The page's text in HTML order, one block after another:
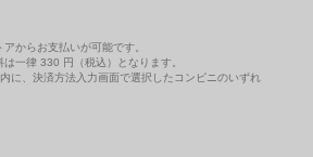
からお支払いが可能です。
一律 330 円（税込）となります。
に、決済方法入力画面で選択したコンビニのいずれ